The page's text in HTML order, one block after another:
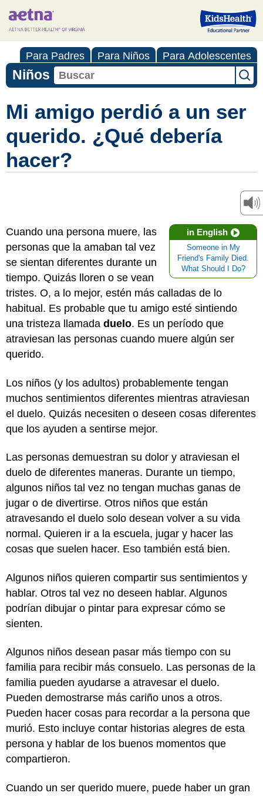
Para Padres Para Niños Para Adolescentes
Niños
Mi amigo perdió a un ser
querido. ¿Qué debería
hacer?
in English
Someone in My
Friend's Family Died.
What Should I Do?
Cuando una persona muere, las
personas que la amaban tal vez
se sientan diferentes durante un
tiempo. Quizás lloren o se vean
tristes. O, a lo mejor, estén más calladas de lo
habitual. Es probable que tu amigo esté sintiendo
una tristeza llamada duelo. Es un período que
atraviesan las personas cuando muere algún ser
querido.
Los niños (y los adultos) probablemente tengan
muchos sentimientos diferentes mientras atraviesan
el duelo. Quizás necesiten o deseen cosas diferentes
que los ayuden a sentirse mejor.
Las personas demuestran su dolor y atraviesan el
duelo de diferentes maneras. Durante un tiempo,
algunos niños tal vez no tengan muchas ganas de
jugar o de divertirse. Otros niños que están
atravesando el duelo solo desean volver a su vida
normal. Quieren ir a la escuela, jugar y hacer las
cosas que suelen hacer. Eso también está bien.
Algunos niños quieren compartir sus sentimientos y
hablar. Otros tal vez no deseen hablar. Algunos
podrían dibujar o pintar para expresar cómo se
sienten.
Algunos niños desean pasar más tiempo con su
familia para recibir más consuelo. Las personas de la
familia pueden ayudarse a atravesar el duelo.
Pueden demostrarse más cariño unos a otros.
Pueden hacer cosas para recordar a la persona que
murió. Esto incluye contar historias alegres de esta
persona y hablar de los buenos momentos que
compartieron.
Cuando un ser querido muere, puede haber un gran